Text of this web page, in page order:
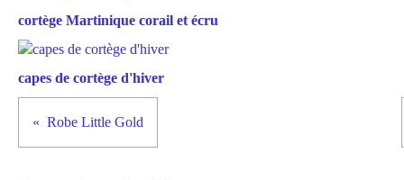
cortège Martinique corail et écru
capes de cortège d'hiver
Robe Little Gold